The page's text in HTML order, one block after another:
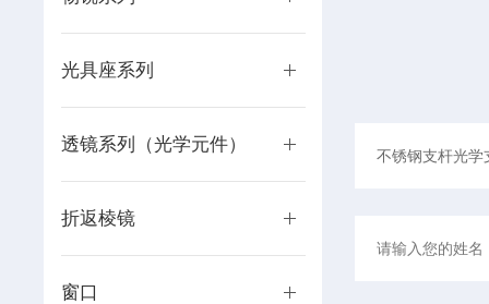
光具座系列
透镜系列（光学元件）
折返棱镜
窗口